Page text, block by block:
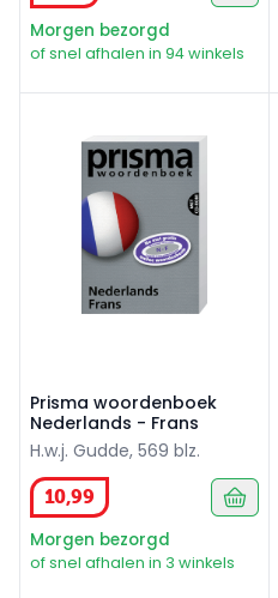
Morgen bezorgd
of snel afhalen in 94 winkels
Prisma woordenboek
Nederlands - Frans
H.w.j. Gudde, 569 blz.
10,99
Morgen bezorgd
of snel afhalen in 3 winkels